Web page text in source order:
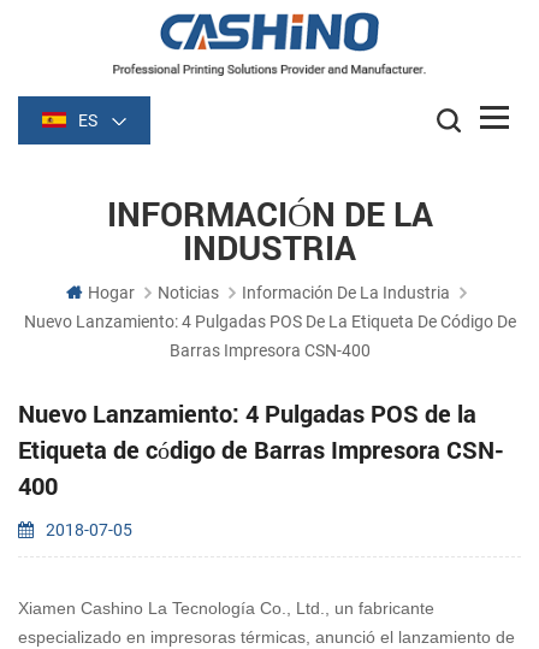
ES
INFORMACIÓN DE LA
INDUSTRIA
Hogar Noticias
Información De La Industria
Nuevo Lanzamiento: 4 Pulgadas POS De La Etiqueta De Código De
Barras Impresora CSN-400
Nuevo Lanzamiento: 4 Pulgadas POS de la
Etiqueta de código de Barras Impresora CSN-
400
2018-07-05
Xiamen Cashino La Tecnología Co., Ltd., un fabricante
especializado en impresoras térmicas, anunció el lanzamiento de